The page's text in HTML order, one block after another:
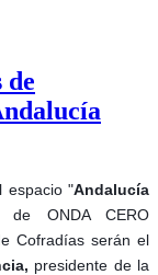
de
espacio "Andalucía
de ONDA CERO
Cofradías serán el
presidente de la